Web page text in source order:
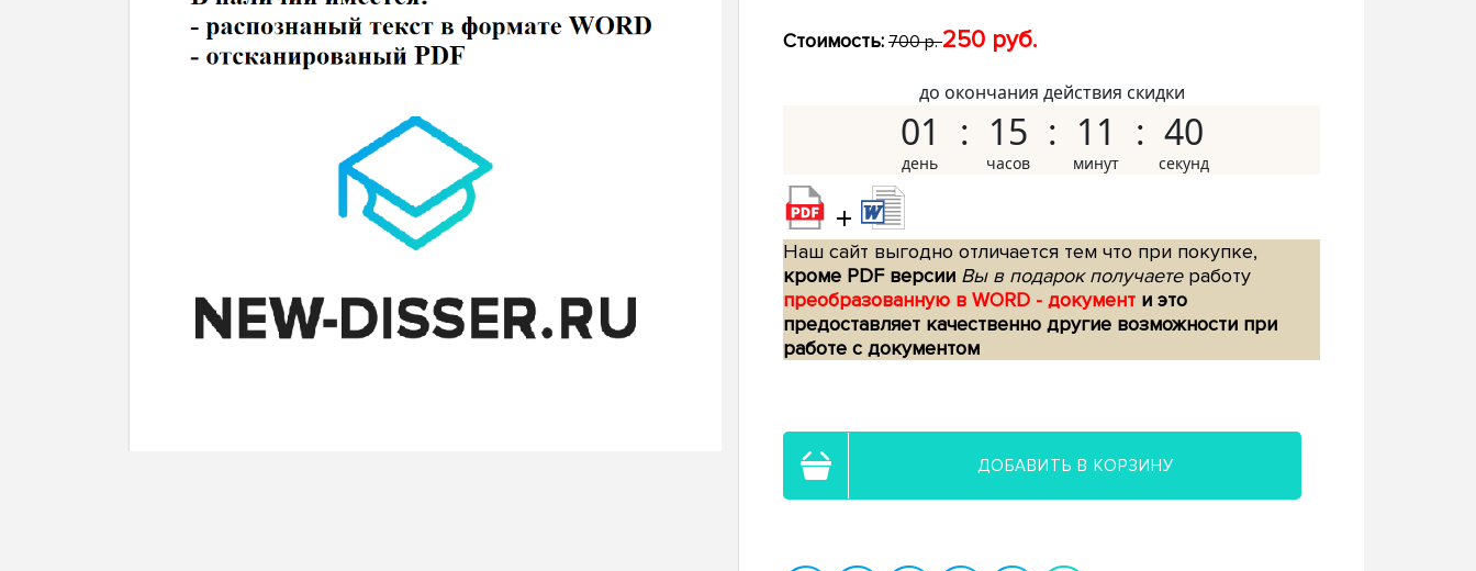
Стоимость: 700 р.250 руб.
до окончания действия скидки
01 15 11 39
+
Наш сайт выгодно отличается тем что при покупке,
кроме PDF версии Вы в подарок получаетеработу
преобразованную в WORD - документ и это
предоставляет качественно другие возможности при
работе с документом
ДОБАВИТЬ В КОРЗИНУ